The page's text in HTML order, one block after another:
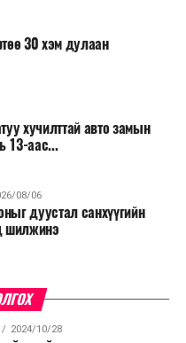
амралт, зугаалга,
арга хэмжээг зохион
шинэ орон тоо бий
төрийн албан
ажиллуулах арга
болголоо.
эдийн засгийн нөхцөл
эдгээр
сулруулах юм.
30 хэм дулаан
хучилттай авто замын
13-аас...
08/06
дуустал санхүүгийн
шилжинэ
2024/10/28